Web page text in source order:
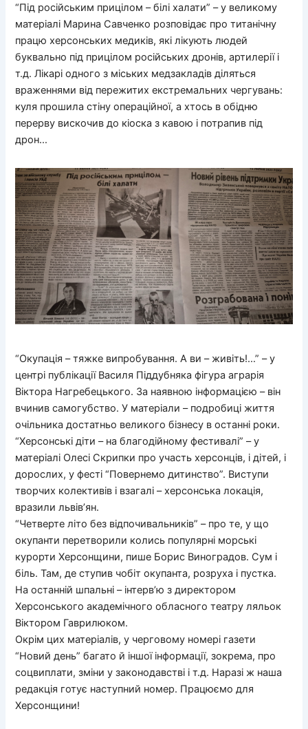
“Під російським прицілом – білі халати” – у великому
матеріалі Марина Савченко розповідає про титанічну
працю херсонських медиків, які лікують людей
буквально під прицілом російських дронів, артилерії і
т.д. Лікарі одного з міських медзакладів діляться
враженнями від пережитих екстремальних чергувань:
куля прошила стіну операційної, а хтось в обідню
перерву вискочив до кіоска з кавою і потрапив під
дрон…
“Окупація – тяжке випробування. А ви – живіть!…” – у
центрі публікації Василя Піддубняка фігура аграрія
Віктора Нагребецького. За наявною інформацією – він
вчинив самогубство. У матеріали – подробиці життя
очільника достатньо великого бізнесу в останні роки.
“Херсонські діти – на благодійному фестивалі” – у
матеріалі Олесі Скрипки про участь херсонців, і дітей, і
дорослих, у фесті “Повернемо дитинство”. Виступи
творчих колективів і взагалі – херсонська локація,
вразили львів’ян.
“Четверте літо без відпочивальників” – про те, у що
окупанти перетворили колись популярні морські
курорти Херсонщини, пише Борис Виноградов. Сум і
біль. Там, де ступив чобіт окупанта, розруха і пустка.
На останній шпальні – інтерв’ю з директором
Херсонського академічного обласного театру ляльок
Віктором Гаврилюком.
Окрім цих матеріалів, у черговому номері газети
“Новий день” багато й іншої інформації, зокрема, про
соцвиплати, зміни у законодавстві і т.д. Наразі ж наша
редакція готує наступний номер. Працюємо для
Херсонщини!